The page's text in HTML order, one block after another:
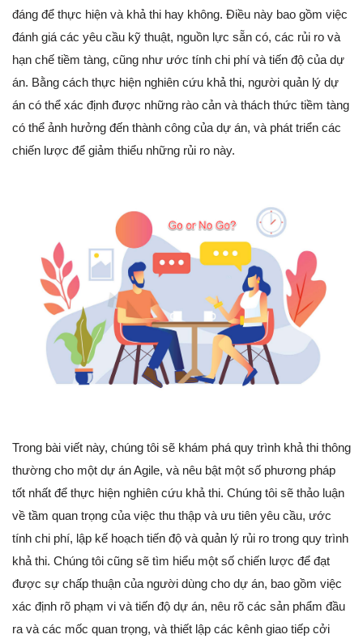
đáng để thực hiện và khả thi hay không. Điều này bao gồm việc
đánh giá các yêu cầu kỹ thuật, nguồn lực sẵn có, các rủi ro và
hạn chế tiềm tàng, cũng như ước tính chi phí và tiến độ của dự
án. Bằng cách thực hiện nghiên cứu khả thi, người quản lý dự
án có thể xác định được những rào cản và thách thức tiềm tàng
có thể ảnh hưởng đến thành công của dự án, và phát triển các
chiến lược để giảm thiểu những rủi ro này.
Trong bài viết này, chúng tôi sẽ khám phá quy trình khả thi thông
thường cho một dự án Agile, và nêu bật một số phương pháp
tốt nhất để thực hiện nghiên cứu khả thi. Chúng tôi sẽ thảo luận
về tầm quan trọng của việc thu thập và ưu tiên yêu cầu, ước
tính chi phí, lập kế hoạch tiến độ và quản lý rủi ro trong quy trình
khả thi. Chúng tôi cũng sẽ tìm hiểu một số chiến lược để đạt
được sự chấp thuận của người dùng cho dự án, bao gồm việc
xác định rõ phạm vi và tiến độ dự án, nêu rõ các sản phẩm đầu
ra và các mốc quan trọng, và thiết lập các kênh giao tiếp cởi